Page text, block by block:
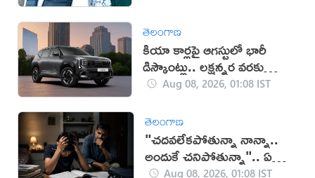
తెలంగాణ
కియా కార్లపై ఆగస్టులో భారీ
డిస్కౌంట్లు.. లక్షన్నర వరకు
ఆఫర్లు!Aug 08, 2026, 01:08 IST
తెలంగాణ
"చదవలేకపోతున్నా నాన్నా..
అందుకే చనిపోతున్నా".. ఏడో
Aug 08, 2026, 01:08 IST